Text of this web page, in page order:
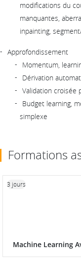
modifications du
manquantes,
inpainting,
Approfondissement
Momentum,
Dérivation
Validation croisée
Budget learning,
simplexe
Formations
Machine Learning
3 jours